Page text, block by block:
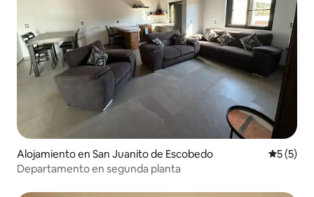
Alojamiento en San Juanito de Escobedo
5 (5)
Departamento en segunda planta